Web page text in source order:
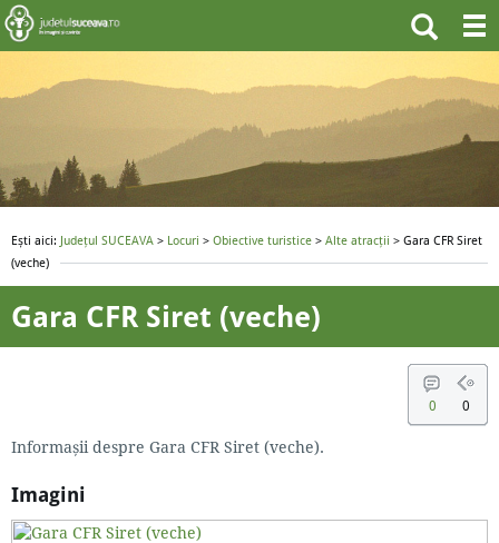
Ești aici: Județul SUCEAVA > Locuri > Obiective turistice > Alte atracții > Gara CFR Siret
(veche)
Gara CFR Siret (veche)
0 0
Informașii despre Gara CFR Siret (veche).
Imagini